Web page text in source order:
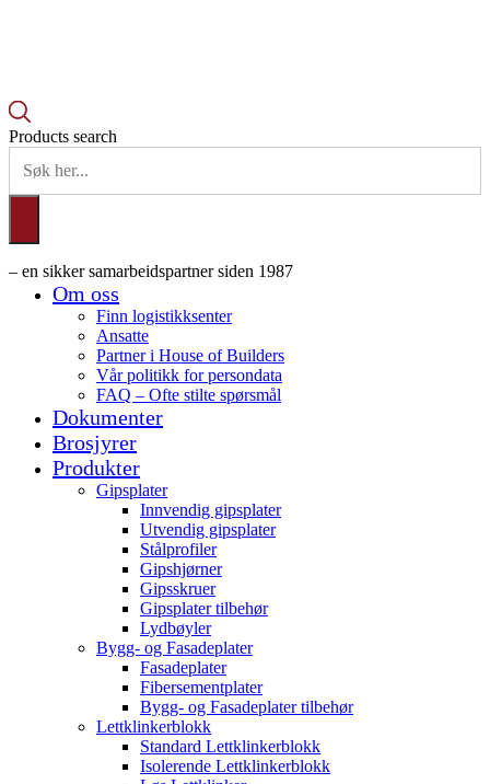
Products search
– en sikker samarbeidspartner siden 1987
Om oss
Finn logistikksenter
Ansatte
Partner i House of Builders
Vår politikk for persondata
FAQ – Ofte stilte spørsmål
Dokumenter
Brosjyrer
Produkter
Gipsplater
Innvendig gipsplater
Utvendig gipsplater
Stålprofiler
Gipshjørner
Gipsskruer
Gipsplater tilbehør
Lydbøyler
Bygg- og Fasadeplater
Fasadeplater
Fibersementplater
Bygg- og Fasadeplater tilbehør
Lettklinkerblokk
Standard Lettklinkerblokk
Isolerende Lettklinkerblokk